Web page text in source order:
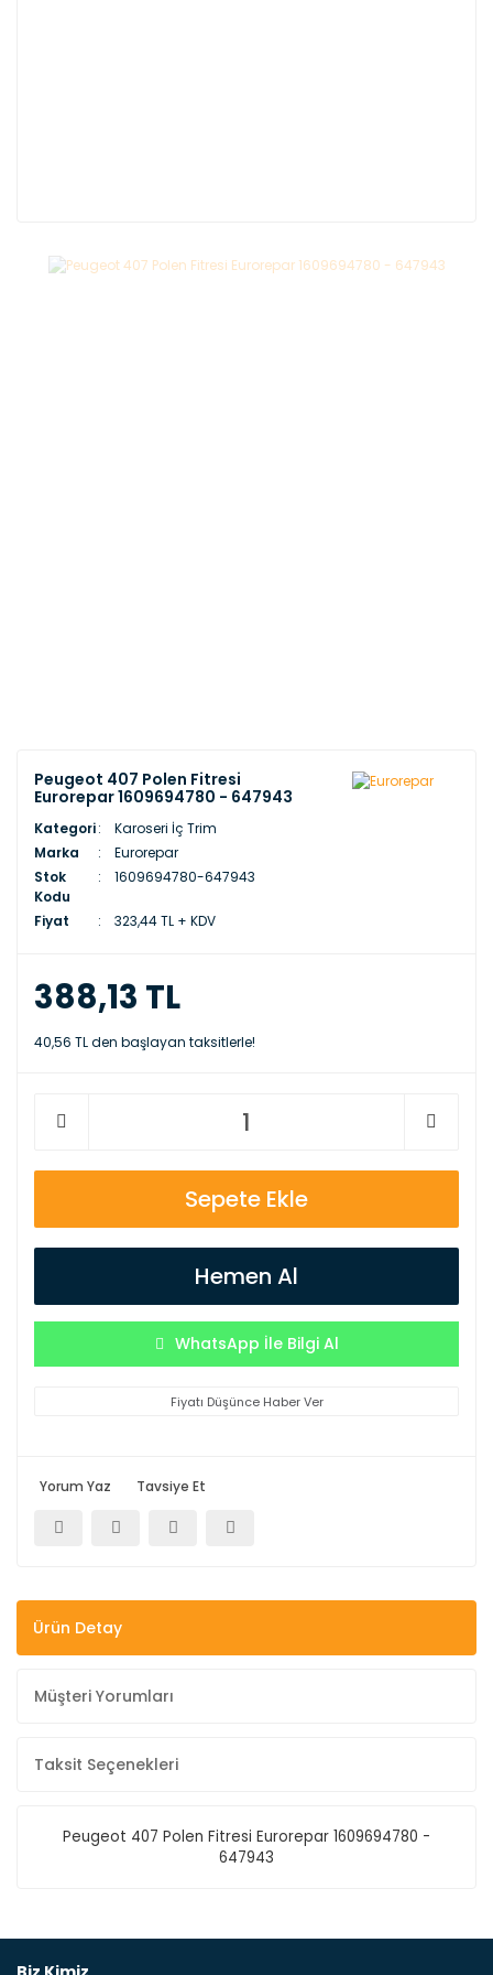
Peugeot 407 Polen Fitresi
Eurorepar 1609694780 - 647943
Kategori
Karoseri İç Trim
Marka
Eurorepar
Stok
Kodu
1609694780-647943
Fiyat 323,44 TL + KDV
388,13 TL
40,56 TL den başlayan taksitlerle!
Sepete Ekle
Hemen Al
WhatsApp İle Bilgi Al
Fiyatı Düşünce Haber Ver
Yorum Yaz Tavsiye Et
Ürün Detay
Müşteri Yorumları
Taksit Seçenekleri
Peugeot 407 Polen Fitresi Eurorepar 1609694780 -
647943